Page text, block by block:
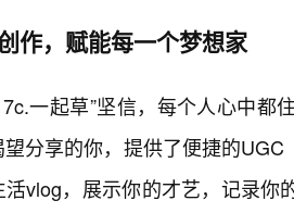
作，赋能每一个梦想家
一起草”坚信，每个人心中都
望分享的你，提供了便捷的
活vlog，展示你的才艺，记录你